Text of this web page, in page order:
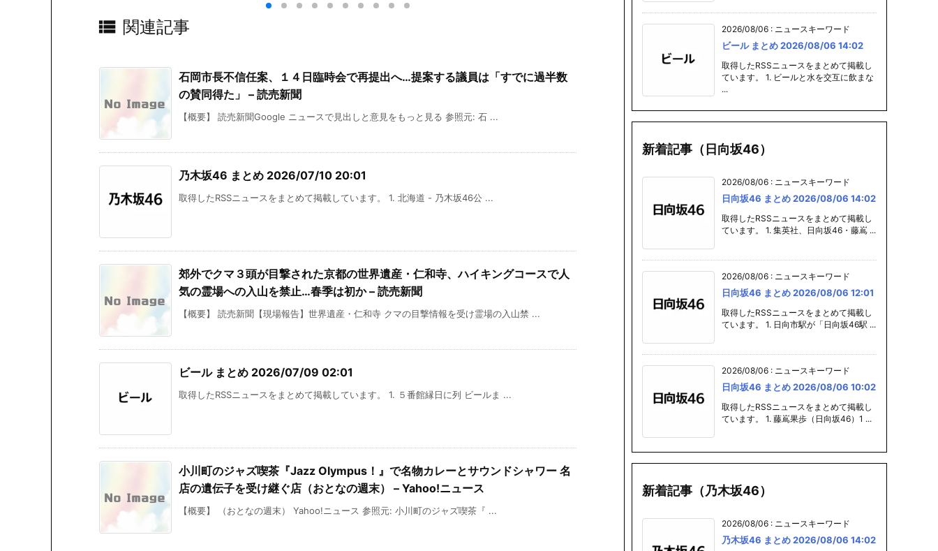
 関連記事
石岡市長不信任案、１４日臨時会で再提出へ…提案する議員は「すでに過半数
の賛同得た」 – 読売新聞
【概要】 読売新聞Google ニュースで見出しと意見をもっと見る 参照元: 石 ...
乃木坂46 まとめ 2026/07/10 20:01
取得したRSSニュースをまとめて掲載しています。 1. 北海道 - 乃木坂46公 ...
郊外でクマ３頭が目撃された京都の世界遺産・仁和寺、ハイキングコースで人
気の霊場への入山を禁止…春季は初か – 読売新聞
【概要】 読売新聞【現場報告】世界遺産・仁和寺 クマの目撃情報を受け霊場の入山禁 ...
ビール まとめ 2026/07/09 02:01
取得したRSSニュースをまとめて掲載しています。 1. ５番館縁日に列 ビールま ...
小川町のジャズ喫茶『Jazz Olympus！』で名物カレーとサウンドシャワー 名
店の遺伝子を受け継ぐ店（おとなの週末） – Yahoo!ニュース
【概要】 （おとなの週末） Yahoo!ニュース 参照元: 小川町のジャズ喫茶『 ...
2026/08/06 : ニュースキーワード
ビール まとめ 2026/08/06 14:02
取得したRSSニュースをまとめて掲載し
ています。 1. ビールと水を交互に飲まな
...
新着記事（日向坂46）
2026/08/06 : ニュースキーワード
日向坂46 まとめ 2026/08/06 14:02
取得したRSSニュースをまとめて掲載し
ています。 1. 集英社、日向坂46・藤嶌 ...
2026/08/06 : ニュースキーワード
日向坂46 まとめ 2026/08/06 12:01
取得したRSSニュースをまとめて掲載し
ています。 1. 日向市駅が「日向坂46駅 ...
2026/08/06 : ニュースキーワード
日向坂46 まとめ 2026/08/06 10:02
取得したRSSニュースをまとめて掲載し
ています。 1. 藤嶌果歩（日向坂46）1 ...
新着記事（乃木坂46）
2026/08/06 : ニュースキーワード
乃木坂46 まとめ 2026/08/06 14:02